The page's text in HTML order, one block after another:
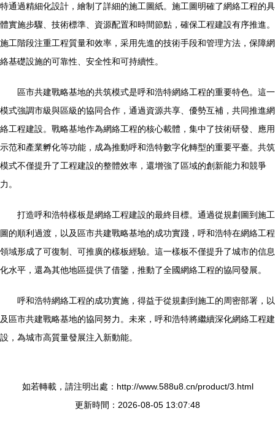
特通過精細化設計，繪制了詳細的施工圖紙。施工圖明確了網絡工程的具
體實施步驟、技術標準、資源配置和時間節點，確保工程建設有序推進。
施工階段注重工程質量和效率，采用先進的技術手段和管理方法，保障網
絡基礎設施的可靠性、安全性和可持續性。
區市共建戰略基地的共筑模式是呼和浩特網絡工程的重要特色。這一
模式強調市級與區級的協同合作，通過資源共享、優勢互補，共同推進網
絡工程建設。戰略基地作為網絡工程的核心載體，集中了技術研發、應用
示范和產業孵化等功能，成為推動呼和浩特數字化轉型的重要平臺。共筑
模式不僅提升了工程建設的整體效率，還增強了區域的創新能力和競爭
力。
打造呼和浩特樣板是網絡工程建設的最終目標。通過從規劃圖到施工
圖的順利過渡，以及區市共建戰略基地的成功實踐，呼和浩特在網絡工程
領域形成了可復制、可推廣的樣板經驗。這一樣板不僅提升了城市的信息
化水平，還為其他地區提供了借鑒，推動了全國網絡工程的協同發展。
呼和浩特網絡工程的成功實施，得益于從規劃到施工的周密部署，以
及區市共建戰略基地的協同努力。未來，呼和浩特將繼續深化網絡工程建
設，為城市高質量發展注入新動能。
如若轉載，請注明出處：http://www.588u8.cn/product/3.html
更新時間：2026-08-05 13:07:48